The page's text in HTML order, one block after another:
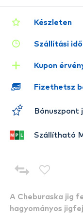
A Cheburaska jig
hagyományos
Készleten
Szállítási
Kupon
Fizethetsz
Bónuszpont
Szállítható